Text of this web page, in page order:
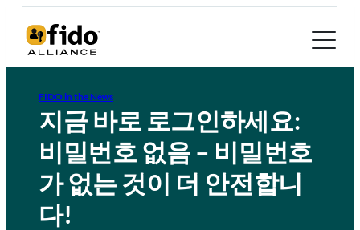
FIDO in the News
지금 바로 로그인하세요:
비밀번호 없음 – 비밀번호
가 없는 것이 더 안전합니
다!